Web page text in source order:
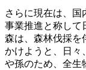
さらに現在は、国
事業推進と称して
森は、森林伐採を
かけようと、日々
や孫のため、全生